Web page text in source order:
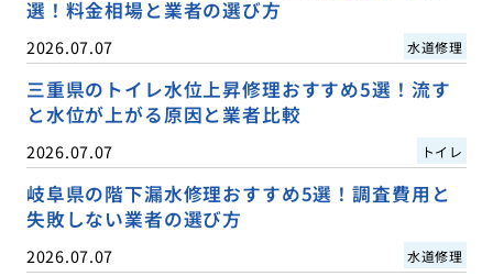
選！料金相場と業者の選び方
2026.07.07 水道修理
三重県のトイレ水位上昇修理おすすめ5選！流す
と水位が上がる原因と業者比較
2026.07.07 トイレ
岐阜県の階下漏水修理おすすめ5選！調査費用と
失敗しない業者の選び方
2026.07.07 水道修理